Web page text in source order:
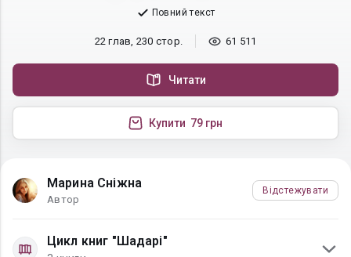
Повний текст
22 глав, 230 стор. 61 511
Читати
Купити 79 грн
Марина Сніжна
Автор
Відстежувати
Цикл книг "Шадарі"